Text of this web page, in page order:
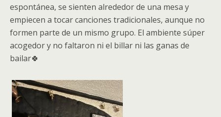
espontánea, se sienten alrededor de una mesa y
empiecen a tocar canciones tradicionales, aunque no
formen parte de un mismo grupo. El ambiente súper
acogedor y no faltaron ni el billar ni las ganas de
bailar🍀